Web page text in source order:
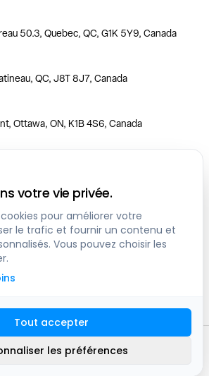
50.3, Quebec, QC, G1K 5Y9, Canada
QC, J8T 8J7, Canada
Ottawa, ON, K1B 4S6, Canada
Toronto, ON, M3C 3E5, Canada
Vancouver, BC, V6P 6G5, Canada
AB, T2P 2T8, Canada
Plan du site
votre vie privée.
pour améliorer votre
le trafic et fournir un contenu et
Vous pouvez choisir les
Tout accepter
les préférences